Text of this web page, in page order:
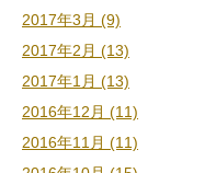
2017年3月 (9)
2017年2月 (13)
2017年1月 (13)
2016年12月 (11)
2016年11月 (11)